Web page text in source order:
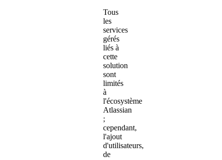
Tous
les
services
gérés
liés à
cette
solution
sont
limités
à
l'écosystème
Atlassian
;
cependant,
l'ajout
d'utilisateurs,
de